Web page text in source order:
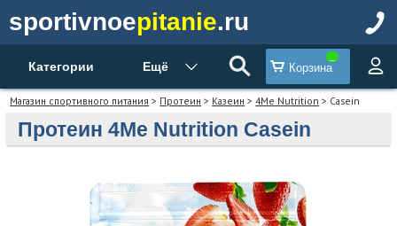
sportivnoepitanie.ru
Категории Ещё Корзина
Магазин спортивного питания > Протеин > Казеин >4Me Nutrition > Casein
Протеин 4Me Nutrition Casein